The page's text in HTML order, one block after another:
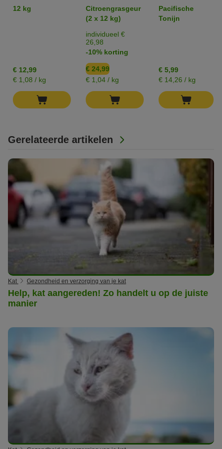
Gerelateerde artikelen
Kat Gezondheid en verzorging van je kat
Help, kat aangereden! Zo handelt u op de juiste
manier
Kattenbakvulling
- Sensitive
12 kg
€ 12,99
€ 1,08 / kg
Premium
Kattenbakvulling
Citroengrasgeur
(2 x 12 kg)
individueel €
26,98
-10% korting
€ 24,99
€ 1,04 / kg
70 g
Pacifische
Tonijn
€ 5,99
€ 14,26 / kg